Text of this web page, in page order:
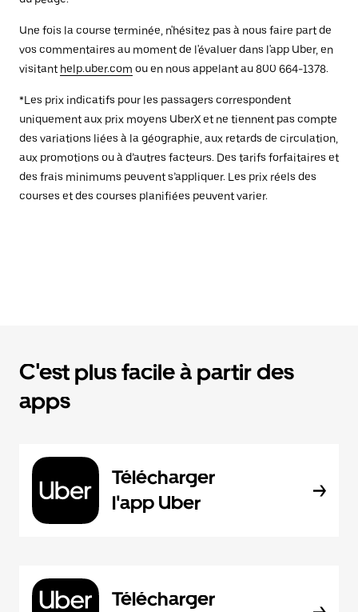
Une fois la course terminée, n'hésitez pas à nous faire part de
vos commentaires au moment de l'évaluer dans l'app Uber, en
visitant help.uber.com ou en nous appelant au 800 664-1378.
*Les prix indicatifs pour les passagers correspondent
uniquement aux prix moyens UberX et ne tiennent pas compte
des variations liées à la géographie, aux retards de circulation,
aux promotions ou à d’autres facteurs. Des tarifs forfaitaires et
des frais minimums peuvent s’appliquer. Les prix réels des
courses et des courses planifiées peuvent varier.
C'est plus facile à partir des
apps
Télécharger
l'app Uber
Télécharger